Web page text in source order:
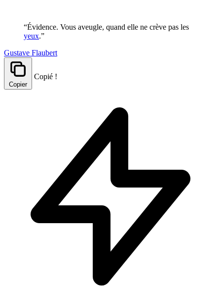
“Évidence. Vous aveugle, quand elle ne crève pas les
yeux.”
Gustave Flaubert
Copier
Copié !